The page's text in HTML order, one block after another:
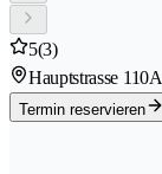
5(3)
Hauptstrasse 110A
Termin reservieren